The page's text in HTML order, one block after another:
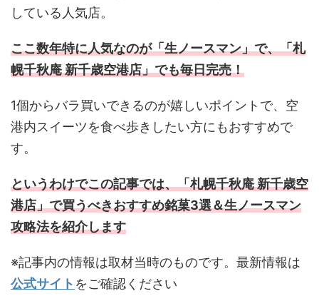
している人気店。
ここ数年特に人気なのが「生ノースマン」で、「札
幌千秋庵 新千歳空港店」でも毎日完売！
1個からバラ買いできるのが嬉しいポイントで、空
港内スイーツを食べ歩きしたい方にもおすすめで
す。
というわけでこの記事では、「札幌千秋庵 新千歳空
港店」で買うべきおすすめ銘菓3選＆生ノースマン
攻略法を紹介します
※記事内の情報は取材当時のものです。最新情報は
公式サイト をご確認ください